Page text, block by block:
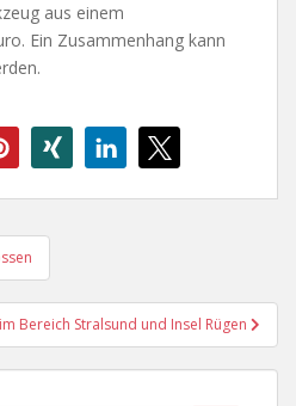
aus einem
Ein Zusammenhang kann
Bereich Stralsund und Insel Rügen